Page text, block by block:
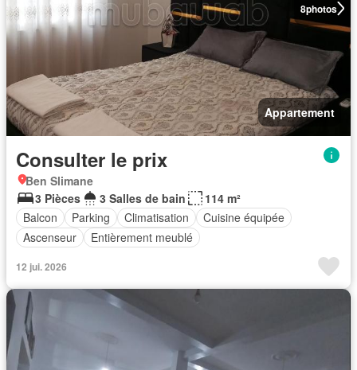
8photos
Appartement
Consulter le prix
Ben Slimane
3 Pièces
3 Salles de bain
114 m²
Balcon
Parking Climatisation
Cuisine équipée
Ascenseur
Entièrement meublé
12 jui. 2026